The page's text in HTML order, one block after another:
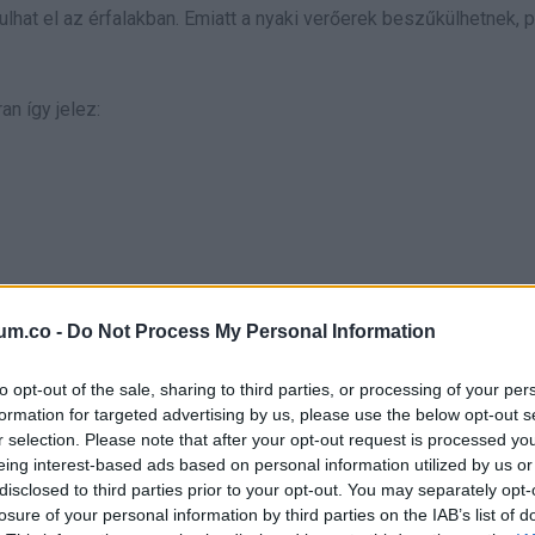
- Do Not Process My Personal Information
opt-out of the sale, sharing to third parties, or processing of your
for targeted advertising by us, please use the below opt-out
selection. Please note that after your opt-out request is processed
interest-based ads based on personal information utilized by us
to third parties prior to your opt-out. You may separately
of your personal information by third parties on the IAB’s list of
el az érfalakban. Emiatt a nyaki verőerek beszűkülhetnek,
így jelez:
hanem keringési gond jele.
gyors séta, lépcsőzés